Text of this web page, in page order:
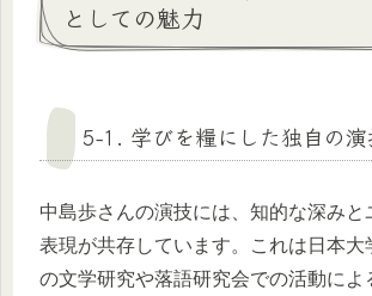
としての魅力
5-1. 学びを糧にした独自の演
中島歩さんの演技には、知的な深みと
表現が共存しています。これは日本大
の文学研究や落語研究会での活動によ